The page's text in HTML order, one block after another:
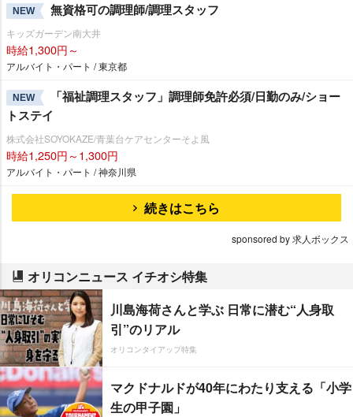
NEW 無資格可の調理師/調理スタッフ
キッズガーデン南大井
時給1,300円～
アルバイト・パート / 東京都
NEW
「福祉調理スタッフ」調理師免許必須/日勤のみ/ショー
トステイ
株式会社SOYOKAZE/青葉台ケアセンターそよ風
時給1,250円～1,300円
アルバイト・パート / 神奈川県
続きはこちら
sponsored by 求人ボックス
オリコンニュース イチオシ特集
川島海荷さんと学ぶ 日常に潜む“人身取
引”のリアル
オリコンタイアップ特集
マクドナルドが40年にわたり支える「小学
生の甲子園」